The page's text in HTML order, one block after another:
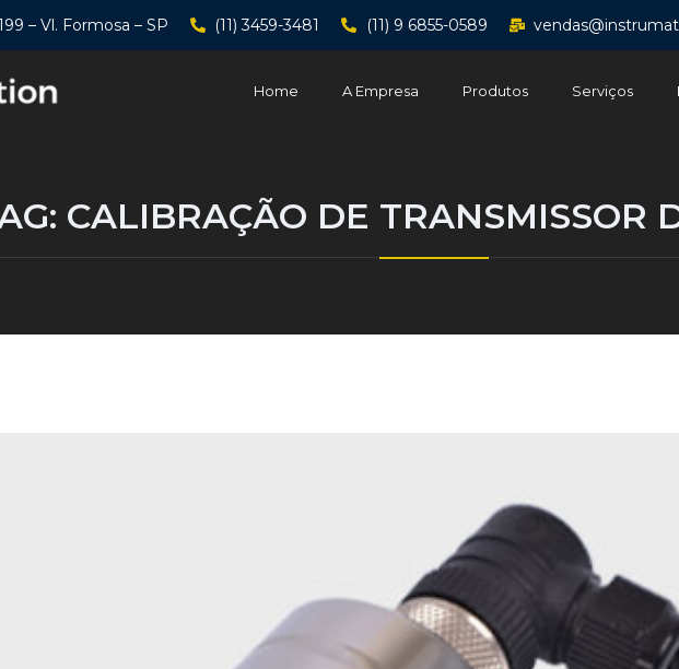
– Vl. Formosa – SP (11) 3459-3481 (11) 9 6855-0589
Home A Empresa Produtos Serviços
CALIBRAÇÃO DE TRANSMISSOR